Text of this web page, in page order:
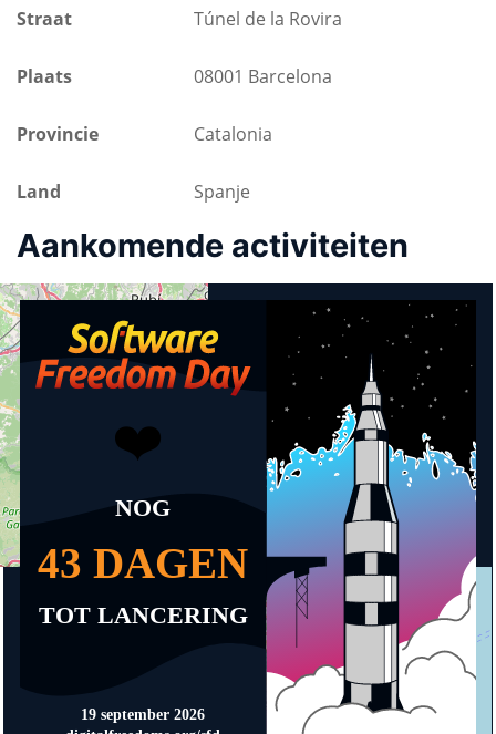
Straat Túnel de la Rovira
Plaats 08001 Barcelona
Provincie Catalonia
Land Spanje
Aankomende activiteiten